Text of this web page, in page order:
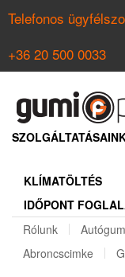
Telefonos
+36 20 500 0033
NYÁRI GUMI KERESŐ
REGISZTRÁCIÓ
KLÍMATÖLTÉS
IDŐPONT
Rólunk
Abroncscimke